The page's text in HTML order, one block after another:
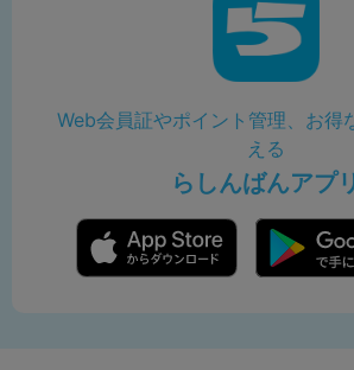
Web会員証やポイント管理、お得
える
らしんばんアプ